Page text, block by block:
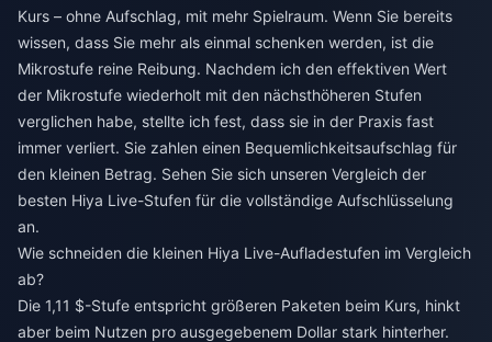
Kurs – ohne Aufschlag, mit mehr Spielraum. Wenn Sie bereits
wissen, dass Sie mehr als einmal schenken werden, ist die
Mikrostufe reine Reibung. Nachdem ich den effektiven Wert
der Mikrostufe wiederholt mit den nächsthöheren Stufen
verglichen habe, stellte ich fest, dass sie in der Praxis fast
immer verliert. Sie zahlen einen Bequemlichkeitsaufschlag für
den kleinen Betrag. Sehen Sie sich unseren Vergleich der
besten Hiya Live-Stufen für die vollständige Aufschlüsselung
an.
Wie schneiden die kleinen Hiya Live-Aufladestufen im Vergleich
ab?
Die 1,11 $-Stufe entspricht größeren Paketen beim Kurs, hinkt
aber beim Nutzen pro ausgegebenem Dollar stark hinterher.